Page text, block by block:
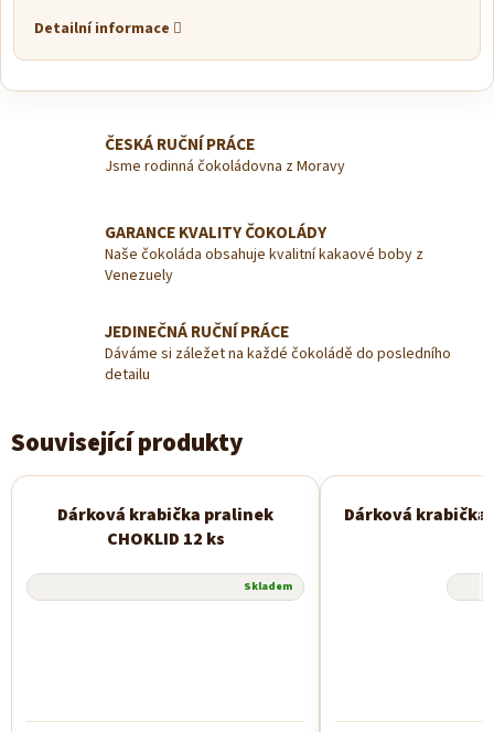
Detailní informace
ČESKÁ RUČNÍ PRÁCE
Jsme rodinná čokoládovna z Moravy
GARANCE KVALITY ČOKOLÁDY
Naše čokoláda obsahuje kvalitní kakaové boby z
Venezuely
JEDINEČNÁ RUČNÍ PRÁCE
Dáváme si záležet na každé čokoládě do posledního
detailu
Související produkty
Dárková krabička pralinek
CHOKLID 12 ks
Skladem
Dárková krabička